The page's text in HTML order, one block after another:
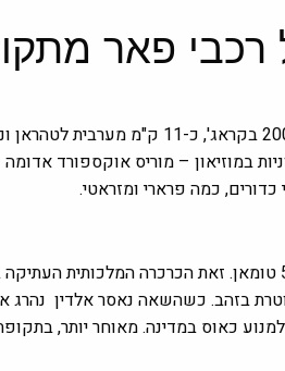
רכבי פאר
כדורים, כמה פרארי ומזראטי.
בזהב. כשהשאה נאסר אלדין נהרג
כאוס במדינה. מאוחר יותר,